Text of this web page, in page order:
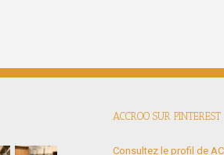
ACCROO SUR PINTEREST
Consultez le profil de